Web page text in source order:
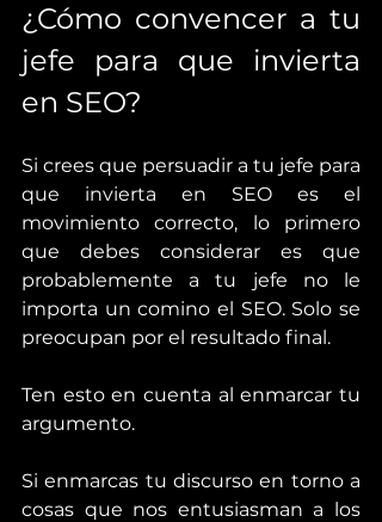
¿Cómo convencer a tu
jefe para que invierta
en SEO?
Si crees que persuadir a tu jefe para
que invierta en SEO es el
movimiento correcto, lo primero
que debes considerar es que
probablemente a tu jefe no le
importa un comino el SEO. Solo se
preocupan por el resultado final.
Ten esto en cuenta al enmarcar tu
argumento.
Si enmarcas tu discurso en torno a
cosas que nos entusiasman a los